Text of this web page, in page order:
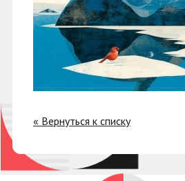
« Вернуться к списку